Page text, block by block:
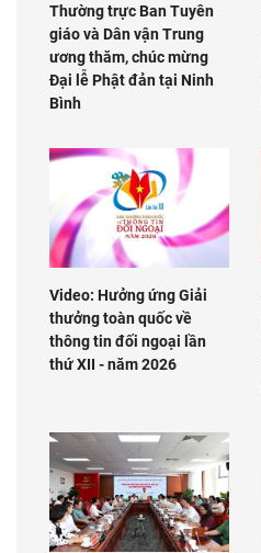
Thường trực Ban Tuyên
giáo và Dân vận Trung
ương thăm, chúc mừng
Đại lễ Phật đản tại Ninh
Bình
Video: Hưởng ứng Giải
thưởng toàn quốc về
thông tin đối ngoại lần
thứ XII - năm 2026